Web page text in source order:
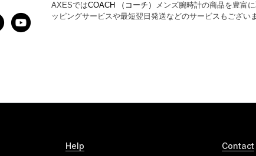
AXESではCOACH （コーチ）
メンズ腕時計の商品を豊富
ッピングサービスや最短翌日発送などのサービスもござい
Help Contact